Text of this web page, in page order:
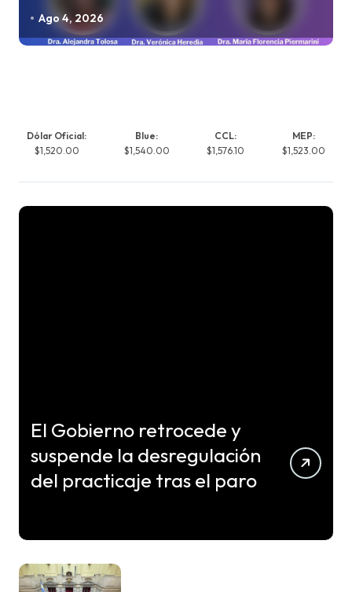
Ago 4, 2026
Dólar Oficial:
$1,520.00
Blue:
$1,540.00
CCL:
$1,576.10
MEP:
$1,523.00
El Gobierno retrocede y
suspende la desregulación
del practicaje tras el paro